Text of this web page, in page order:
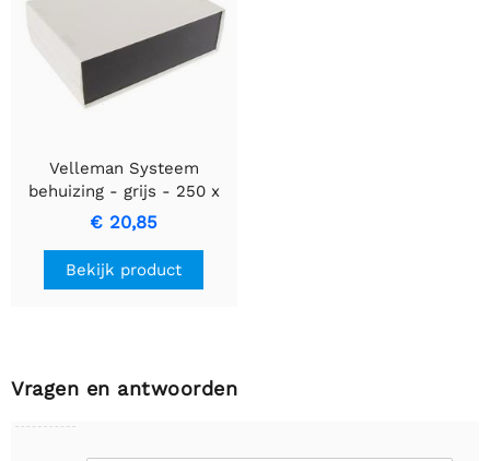
Velleman Systeem
behuizing - grijs - 250 x
190 x 80mm
€ 20,85
Bekijk product
Vragen en antwoorden